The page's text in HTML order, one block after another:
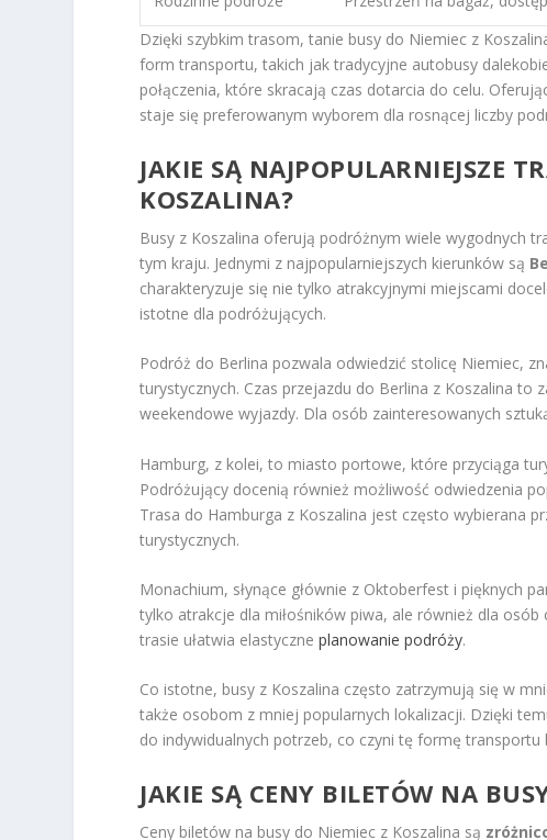
Dzięki szybkim trasom, tanie busy do Niemiec z
form transportu, takich jak tradycyjne autobusy
połączenia, które skracają czas dotarcia do celu.
staje się preferowanym wyborem dla rosnącej liczby
JAKIE SĄ NAJPOPULARNIEJSZE
KOSZALINA?
Busy z Koszalina oferują podróżnym wiele wygodnych
tym kraju. Jednymi z najpopularniejszych kierunków są
charakteryzuje się nie tylko atrakcyjnymi miejscami
istotne dla podróżujących.
Podróż do Berlina pozwala odwiedzić stolicę Niemiec,
turystycznych. Czas przejazdu do Berlina z Koszalina to
weekendowe wyjazdy. Dla osób zainteresowanych
Hamburg, z kolei, to miasto portowe, które przyciąga
Podróżujący docenią również możliwość odwiedzenia
Trasa do Hamburga z Koszalina jest często wybierana
turystycznych.
Monachium, słynące głównie z Oktoberfest i pięknych
tylko atrakcje dla miłośników piwa, ale również dla
trasie ułatwia elastyczneplanowanie podróży.
Co istotne, busy z Koszalina często zatrzymują się w
także osobom z mniej popularnych lokalizacji. Dzięki
do indywidualnych potrzeb, co czyni tę formę transportu
JAKIE SĄ CENY BILETÓW NA
Ceny biletów na busy do Niemiec z Koszalina są